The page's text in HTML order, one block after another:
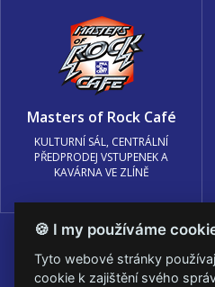
Masters of Rock Café
KULTURNÍ SÁL, CENTRÁLNÍ
PŘEDPRODEJ VSTUPENEK A
KAVÁRNA VE ZLÍNĚ
🍪 I my používáme
Tyto webové stránky
cookie k zajištění svého